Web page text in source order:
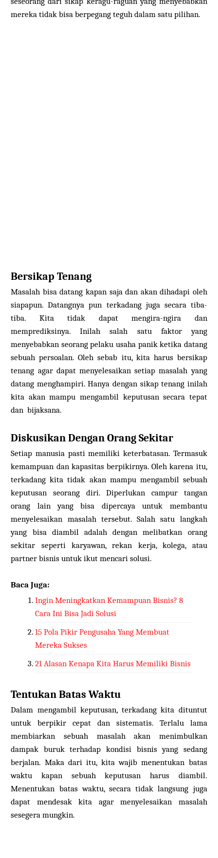
mereka tidak bisa berpegang teguh dalam satu pilihan.
Bersikap Tenang
Masalah bisa datang kapan saja dan akan dihadapi oleh
siapapun. Datangnya pun terkadang juga secara tiba-
tiba. Kita tidak dapat mengira-ngira dan
memprediksinya. Inilah salah satu faktor yang
menyebabkan seorang pelaku usaha panik ketika datang
sebuah persoalan. Oleh sebab itu, kita harus bersikap
tenang agar dapat menyelesaikan setiap masalah yang
datang menghampiri. Hanya dengan sikap tenang inilah
kita akan mampu mengambil keputusan secara tepat
dan bijaksana.
Diskusikan Dengan Orang Sekitar
Setiap manusia pasti memiliki keterbatasan. Termasuk
kemampuan dan kapasitas berpikirnya. Oleh karena itu,
terkadang kita tidak akan mampu mengambil sebuah
keputusan seorang diri. Diperlukan campur tangan
orang lain yang bisa dipercaya untuk membantu
menyelesaikan masalah tersebut. Salah satu langkah
yang bisa diambil adalah dengan melibatkan orang
sekitar seperti karyawan, rekan kerja, kolega, atau
partner bisnis untuk ikut mencari solusi.
Baca Juga:
Ingin Meningkatkan Kemampuan Bisnis? 8
Cara Ini Bisa Jadi Solusi
15 Pola Pikir Pengusaha Yang Membuat
Mereka Sukses
21 Alasan Kenapa Kita Harus Memiliki Bisnis
Tentukan Batas Waktu
Dalam mengambil keputusan, terkadang kita dituntut
untuk berpikir cepat dan sistematis. Terlalu lama
membiarkan sebuah masalah akan menimbulkan
dampak buruk terhadap kondisi bisnis yang sedang
berjalan. Maka dari itu, kita wajib menentukan batas
waktu kapan sebuah keputusan harus diambil.
Menentukan batas waktu, secara tidak langsung juga
dapat mendesak kita agar menyelesaikan masalah
sesegera mungkin.